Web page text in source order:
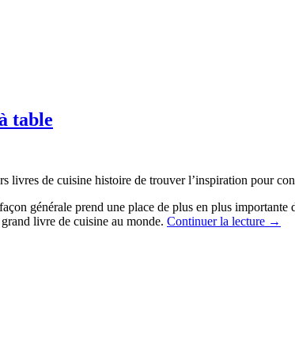
table
livres de cuisine histoire de trouver l’inspiration pour
générale prend une place de plus en plus
livre de cuisine au monde. Continuer la lecture →